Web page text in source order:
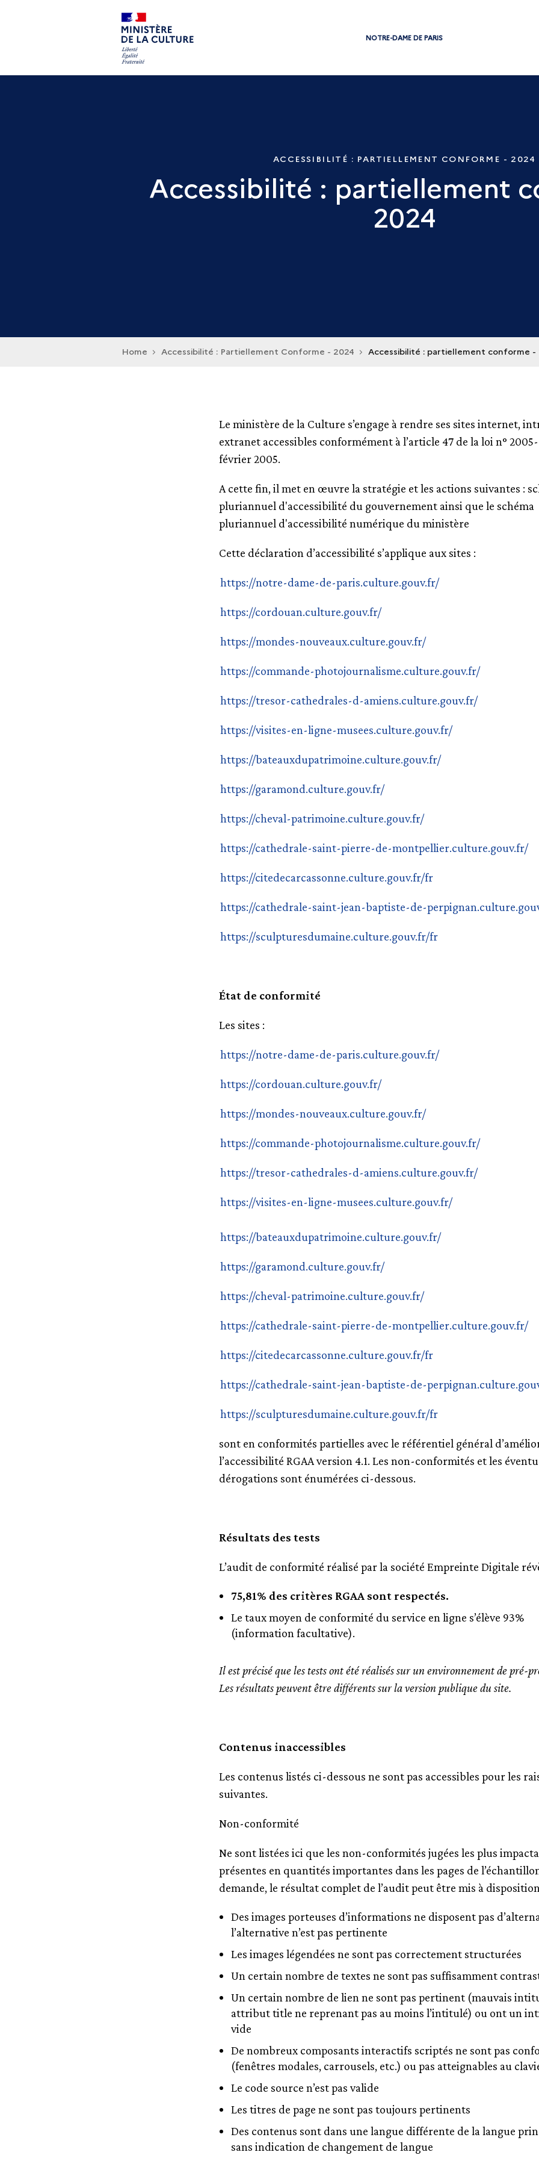
NOTRE-DAME DE PARIS
ACCESSIBILITÉ : PARTIELLEMENT CONFORME - 2024
Accessibilité : partiellement
2024
Home Accessibilité : Partiellement Conforme - 2024 Accessibilité : partiellement conforme -
Le ministère de la Culture s’engage à rendre ses sites internet,
extranet accessibles conformément à l’article 47 de la loi n° 2005-
février 2005.
A cette fin, il met en œuvre la stratégie et les actions suivantes :
pluriannuel d'accessibilité du gouvernement ainsi que le schéma
pluriannuel d'accessibilité numérique du ministère
Cette déclaration d’accessibilité s’applique aux sites :
https://notre-dame-de-paris.culture.gouv.fr/
https://cordouan.culture.gouv.fr/
https://mondes-nouveaux.culture.gouv.fr/
https://commande-photojournalisme.culture.gouv.fr/
https://tresor-cathedrales-d-amiens.culture.gouv.fr/
https://visites-en-ligne-musees.culture.gouv.fr/
https://bateauxdupatrimoine.culture.gouv.fr/
https://garamond.culture.gouv.fr/
https://cheval-patrimoine.culture.gouv.fr/
https://cathedrale-saint-pierre-de-montpellier.culture.gouv.fr/
https://citedecarcassonne.culture.gouv.fr/fr
https://cathedrale-saint-jean-baptiste-de-
https://sculpturesdumaine.culture.gouv.fr/fr
État de conformité
Les sites :
https://notre-dame-de-paris.culture.gouv.fr/
https://cordouan.culture.gouv.fr/
https://mondes-nouveaux.culture.gouv.fr/
https://commande-photojournalisme.culture.gouv.fr/
https://tresor-cathedrales-d-amiens.culture.gouv.fr/
https://visites-en-ligne-musees.culture.gouv.fr/
https://bateauxdupatrimoine.culture.gouv.fr/
https://garamond.culture.gouv.fr/
https://cheval-patrimoine.culture.gouv.fr/
https://cathedrale-saint-pierre-de-montpellier.culture.gouv.fr/
https://citedecarcassonne.culture.gouv.fr/fr
https://cathedrale-saint-jean-baptiste-de-
https://sculpturesdumaine.culture.gouv.fr/fr
sont en conformités partielles avec le référentiel général
l’accessibilité RGAA version 4.1. Les non-conformités et les
dérogations sont énumérées ci-dessous.
Résultats des tests
L’audit de conformité réalisé par la société Empreinte Digitale
75,81% des critères RGAA sont respectés.
Le taux moyen de conformité du service en ligne s’élève 93%
(information facultative).
Il est précisé que les tests ont été réalisés sur un environnement de pré-
Les résultats peuvent être différents sur la version publique du site.
Contenus inaccessibles
Les contenus listés ci-dessous ne sont pas accessibles pour les
suivantes.
Non-conformité
Ne sont listées ici que les non-conformités jugées les plus
présentes en quantités importantes dans les pages de
demande, le résultat complet de l’audit peut être mis à
Des images porteuses d’informations ne disposent pas
l’alternative n’est pas pertinente
Les images légendées ne sont pas correctement structurées
Un certain nombre de textes ne sont pas suffisamment
Un certain nombre de lien ne sont pas pertinent (mauvais
attribut title ne reprenant pas au moins l’intitulé) ou ont un
vide
De nombreux composants interactifs scriptés ne sont pas
(fenêtres modales, carrousels, etc.) ou pas atteignables au
Le code source n’est pas valide
Les titres de page ne sont pas toujours pertinents
Des contenus sont dans une langue différente de la langue
sans indication de changement de langue